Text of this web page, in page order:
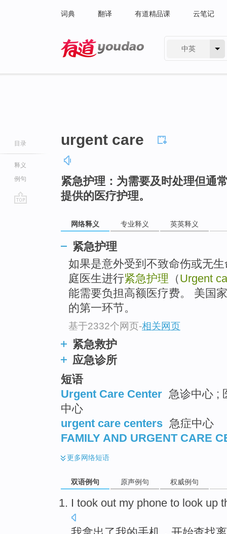
词典 翻译 有道精品课 云笔记
中英
目录
释义
例句
urgent care
紧急护理：为需要及时处理但通
提供的医疗护理。
网络释义 专业释义 英英释义
紧急护理
如果是意外受到不致命伤或无
庭医生进行紧急护理 （Urgent
能需要负担高额医疗费。 美国
的第一环节。
基于2332个网页-相关网页
紧急救护
应急诊所
短语
Urgent Care Center 急诊中心 ;
中心
urgent care centers 急症中心
FAMILY AND URGENT CARE
更多网络短语
双语例句 原声例句 权威例句
I took out my phone to look up